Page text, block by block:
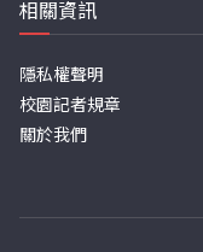
相關資訊
隱私權聲明
校園記者規章
關於我們